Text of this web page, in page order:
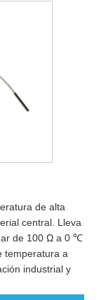
de alta
central. Lleva
de 100 Ω a 0 ℃
temperatura a
industrial y